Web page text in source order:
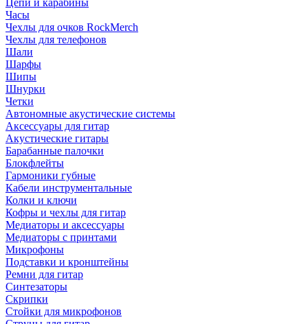
Цепи и карабины
Часы
Чехлы для очков RockMerch
Чехлы для телефонов
Шали
Шарфы
Шипы
Шнурки
Четки
Автономные акустические системы
Аксессуары для гитар
Акустические гитары
Барабанные палочки
Блокфлейты
Гармоники губные
Кабели инструментальные
Колки и ключи
Кофры и чехлы для гитар
Медиаторы и аксессуары
Медиаторы с принтами
Микрофоны
Подставки и кронштейны
Ремни для гитар
Синтезаторы
Скрипки
Стойки для микрофонов